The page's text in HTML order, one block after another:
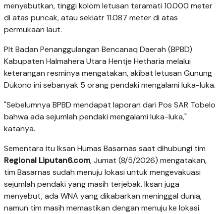
menyebutkan, tinggi kolom letusan teramati 10.000 meter
di atas puncak, atau sekiatr 11.087 meter di atas
permukaan laut.
Plt Badan Penanggulangan Bencanaq Daerah (BPBD)
Kabupaten Halmahera Utara Hentje Hetharia melalui
keterangan resminya mengatakan, akibat letusan Gunung
Dukono ini sebanyak 5 orang pendaki mengalami luka-luka.
"Sebelumnya BPBD mendapat laporan dari Pos SAR Tobelo
bahwa ada sejumlah pendaki mengalami luka-luka,"
katanya.
Sementara itu Iksan Humas Basarnas saat dihubungi tim
Regional Liputan6.com, Jumat (8/5/2026) mengatakan,
tim Basarnas sudah menuju lokasi untuk mengevakuasi
sejumlah pendaki yang masih terjebak. Iksan juga
menyebut, ada WNA yang dikabarkan meninggal dunia,
namun tim masih memastikan dengan menuju ke lokasi.